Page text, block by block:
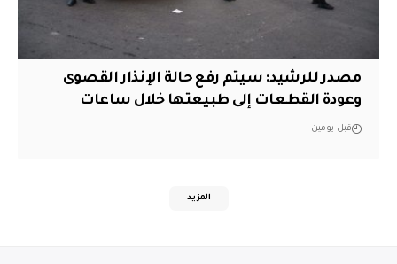
مصدر للرشيد: سيتم رفع حالة الإنذار القصوى
وعودة القطعات إلى طبيعتها خلال ساعات
قبل يومين
المزيد